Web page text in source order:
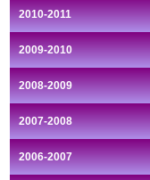
2010-2011
2009-2010
2008-2009
2007-2008
2006-2007